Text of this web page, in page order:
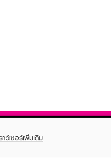
ว์เซอร์เพิ่มเติม